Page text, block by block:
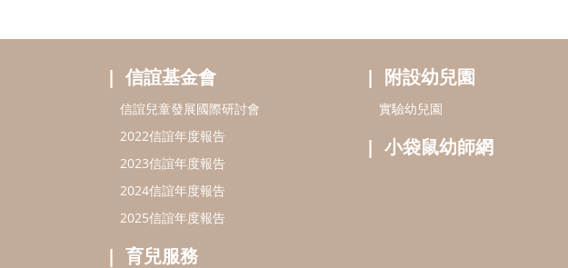
信誼基金會
信誼兒童發展國際研討會
2022信誼年度報告
2023信誼年度報告
2024信誼年度報告
2025信誼年度報告
育兒服務
附設幼兒園
實驗幼兒園
小袋鼠幼師網